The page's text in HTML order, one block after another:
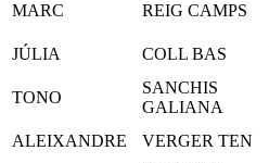
MARC REIG CAMPS
JÚLIA COLL BAS
TONO
SANCHIS
GALIANA
ALEIXANDRE
VERGER TEN